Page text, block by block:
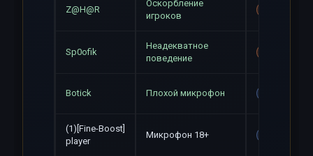
Z@H@R
Оскорбление
игроков
Sp0ofik
Неадекватное
поведение
Botick Плохой микрофон
(1)[Fine-Boost]
player
Микрофон 18+